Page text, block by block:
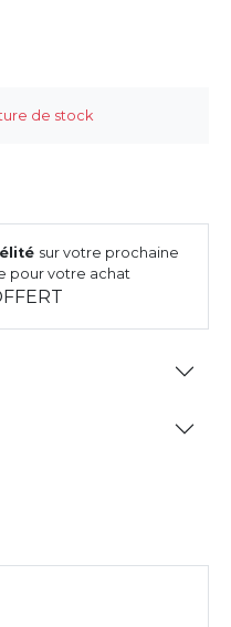
de stock
sur votre prochaine
pour votre achat